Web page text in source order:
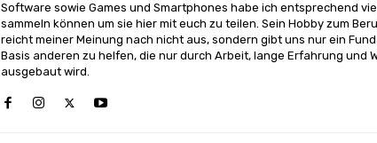
Software sowie Games und Smartphones habe ich entsprechend
sammeln können um sie hier mit euch zu teilen. Sein Hobby zum
reicht meiner Meinung nach nicht aus, sondern gibt uns nur ein
Basis anderen zu helfen, die nur durch Arbeit, lange Erfahrung und
ausgebaut wird.